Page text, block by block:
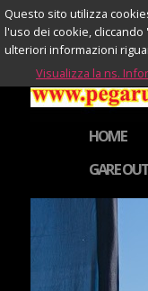
HOME
GARE
Questo sito utilizza
l'uso dei cookie,
ulteriori informazioni
Visualizza la ns.